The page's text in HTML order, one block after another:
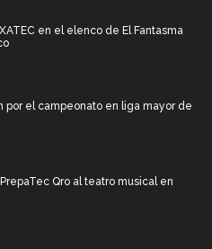
en el elenco de El Fantasma
por el campeonato en liga mayor de
Qro al teatro musical en